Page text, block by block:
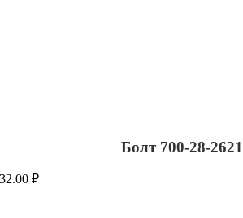
Болт 700-28-2621
32.00₽